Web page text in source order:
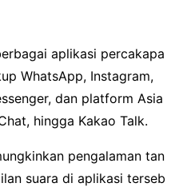
aplikasi percakapa
WhatsApp, Instagram,
dan platform Asia
hingga Kakao Talk.
pengalaman tan
suara di aplikasi terseb